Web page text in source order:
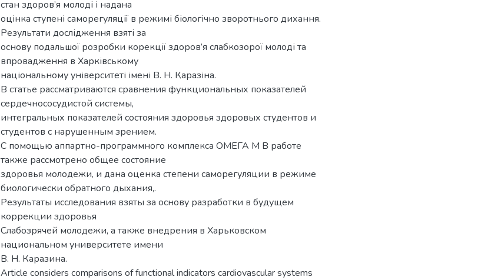
стан здоров’я молоді і надана
оцінка ступені саморегуляції в режимі біологічно зворотнього дихання.
Результати дослідження взяті за
основу подальшої розробки корекції здоров’я слабкозорої молоді та
впровадження в Харківському
національному університеті імені В. Н. Каразіна.
В статье рассматриваются сравнения функциональных показателей
сердечнососудистой системы,
интегральных показателей состояния здоровья здоровых студентов и
студентов с нарушенным зрением.
С помощью аппартно-программного комплекса ОМЕГА М В работе
также рассмотрено общее состояние
здоровья молодежи, и дана оценка степени саморегуляции в режиме
биологически обратного дыхания,.
Результаты исследования взяты за основу разработки в будущем
коррекции здоровья
Слабозрячей молодежи, а также внедрения в Харьковском
национальном университете имени
В. Н. Каразина.
Article considers comparisons of functional indicators cardiovascular systems